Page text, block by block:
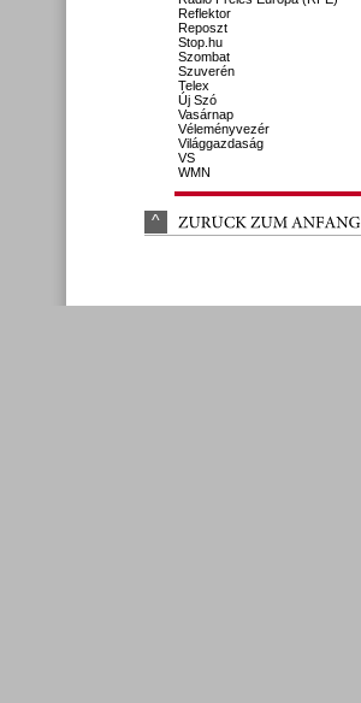
Reflektor
Reposzt
Stop.hu
Szombat
Szuverén
Telex
Új Szó
Vasárnap
Véleményvezér
Világgazdaság
VS
WMN
^ ZURÜCK ZUM ANFANG